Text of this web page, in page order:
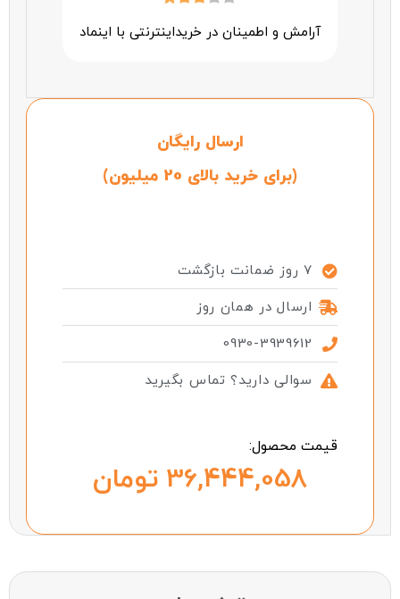
آرامش و اطمینان در خرید‌اینترنتی با اینماد
ارسال رایگان
(برای خرید بالای 20 میلیون)
7 روز ضمانت بازگشت
ارسال در همان روز
0930-3939612
سوالی دارید؟ تماس بگیرید
قیمت محصول:
تومان